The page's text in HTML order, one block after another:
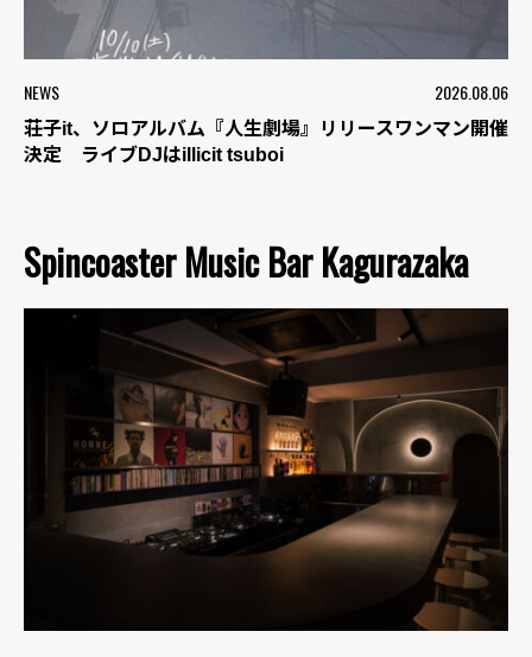
NEWS 2026.08.06
荘子it、ソロアルバム『人生劇場』リリースワンマン開催
決定 ライブDJはillicit tsuboi
Spincoaster Music Bar Kagurazaka